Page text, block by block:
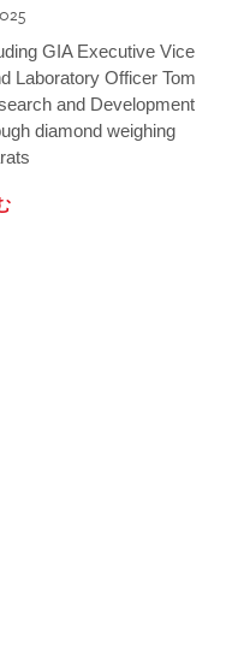
GIA Executive Vice
Laboratory Officer Tom
and Development
diamond weighing